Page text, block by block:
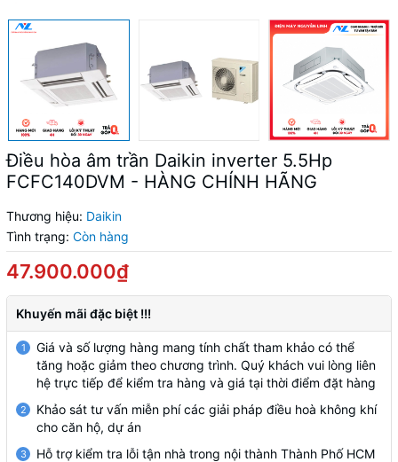
Điều hòa âm trần Daikin inverter 5.5Hp
FCFC140DVM - HÀNG CHÍNH HÃNG
Thương hiệu: Daikin
Tình trạng: Còn hàng
47.900.000₫
Khuyến mãi đặc biệt !!!
1
Giá và số lượng hàng mang tính chất tham khảo có thể
tăng hoặc giảm theo chương trình. Quý khách vui lòng liên
hệ trực tiếp để kiểm tra hàng và giá tại thời điểm đặt hàng
2
Khảo sát tư vấn miễn phí các giải pháp điều hoà không khí
cho căn hộ, dự án
3
Hỗ trợ kiểm tra lỗi tận nhà trong nội thành Thành Phố HCM